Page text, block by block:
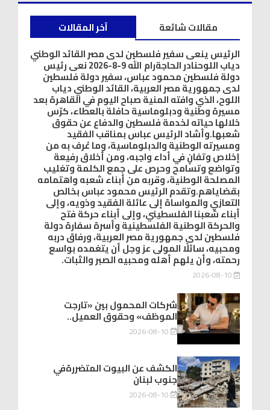
آخر المقالات
مقالات شائعة
الرئيس ينعى سفير فلسطين لدى مصر القائد الوطني
دياب اللوحنادر الحاجةرام الله 9-8-2026 نعى رئيس
دولة فلسطين محمود عباس، سفير دولة فلسطين
لدى جمهورية مصر العربية، القائد الوطني دياب
اللوح، الذي وافته المنية صباح اليوم في القاهرة بعد
مسيرة وطنية ودبلوماسية حافلة بالعطاء، كرّس
خلالها حياته لخدمة فلسطين والدفاع عن حقوق
شعبها.وأشاد الرئيس عباس بمناقب الفقيد
ومسيرته الوطنية والدبلوماسية، وما عُرف به من
إخلاص وتفانٍ في أداء واجبه، ومن أخلاق رفيعة
وتواضع وتسامح وحرص على جمع الكلمة وتغليب
المصلحة الوطنية، وقربه من أبناء شعبه واهتمامه
بقضاياهم.وتقدم الرئيس محمود عباس بخالص
التعازي والمواساة إلى عائلة الفقيد وذويه، وإلى
أبناء شعبنا الفلسطيني، وإلى أبناء حركة فتح
والحركة الوطنية الفلسطينية وأسرة سفارة دولة
فلسطين لدى جمهورية مصر العربية، ورفاق دربه
ومحبيه، سائلًا المولى عز وجل أن يتغمده بواسع
رحمته، وأن يلهم أهله ومحبيه الصبر والثبات.
شركات المحمول بين «تارجت
الموظف» وحقوق العميل..
2026-08-10
الكشف عن البيوت المتضررةفي
جنوب لبنان
2026-08-10